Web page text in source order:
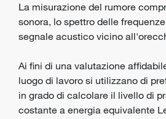
La misurazione del rumore
sonora, lo spettro delle
segnale acustico vicino
Ai fini di una valutazione
luogo di lavoro si utilizzano di
in grado di calcolare il livello di
costante a energia equivalente